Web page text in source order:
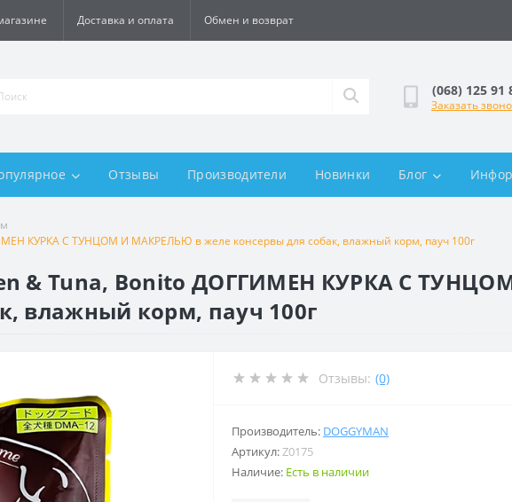
Доставка и оплата Обмен и возврат
(068) 125 91
Заказать
Отзывы Производители Новинки Блог
КУРКА С ТУНЦОМ И МАКРЕЛЬЮ в желе консервы для собак, влажный корм, пауч 100г
& Tuna, Bonito ДОГГИМЕН КУРКА С
влажный корм, пауч 100г
Отзывы: (0)
Производитель: DOGGYMAN
Артикул: Z0175
Наличие: Есть в наличии